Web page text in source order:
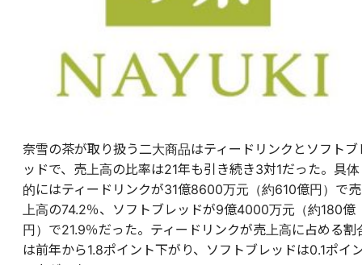
奈雪の茶が取り扱う二大商品はティードリンクとソフトブ
ッドで、売上高の比率は21年も引き続き3対1だった。具体
的にはティードリンクが31億8600万元（約610億円）で売
上高の74.2％、ソフトブレッドが9億4000万元（約180億
円）で21.9％だった。ティードリンクが売上高に占める割
は前年から1.8ポイント下がり、ソフトブレッドは0.1ポイ